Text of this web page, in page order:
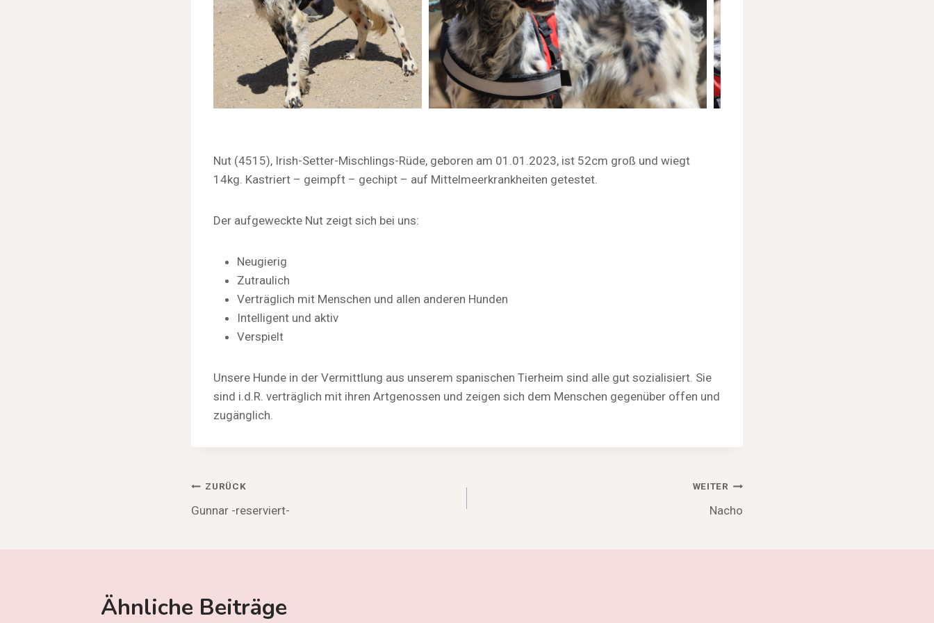
Nut (4515), Irish-Setter-Mischlings-Rüde, geboren am 01.01.2023, ist 52cm groß und wiegt
14kg. Kastriert – geimpft – gechipt – auf Mittelmeerkrankheiten getestet.
Der aufgeweckte Nut zeigt sich bei uns:
Neugierig
Zutraulich
Verträglich mit Menschen und allen anderen Hunden
Intelligent und aktiv
Verspielt
Unsere Hunde in der Vermittlung aus unserem spanischen Tierheim sind alle gut sozialisiert. Sie
sind i.d.R. verträglich mit ihren Artgenossen und zeigen sich dem Menschen gegenüber offen und
zugänglich.
Beitragsnavigation
ZURÜCK
Gunnar -reserviert-
WEITER
Nacho
Ähnliche Beiträge